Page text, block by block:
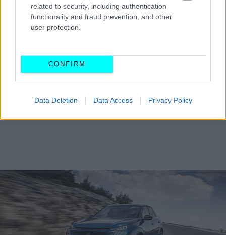
related to security, including authentication
functionality and fraud prevention, and other
user protection.
CONFIRM
Data Deletion Data Access Privacy Policy